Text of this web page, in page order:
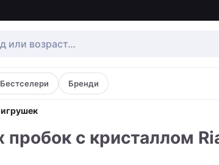
Бестселери Бренди
с кристаллом